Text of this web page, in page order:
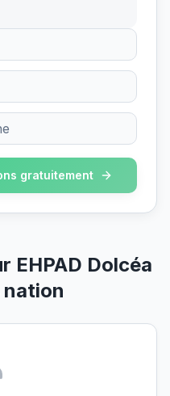
gratuitement
EHPAD Dolcéa
nation